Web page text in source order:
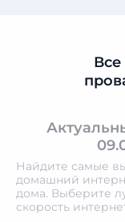
Найдите самые
домашний
дома. Выберите
скорость